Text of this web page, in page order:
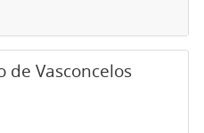
de Vasconcelos